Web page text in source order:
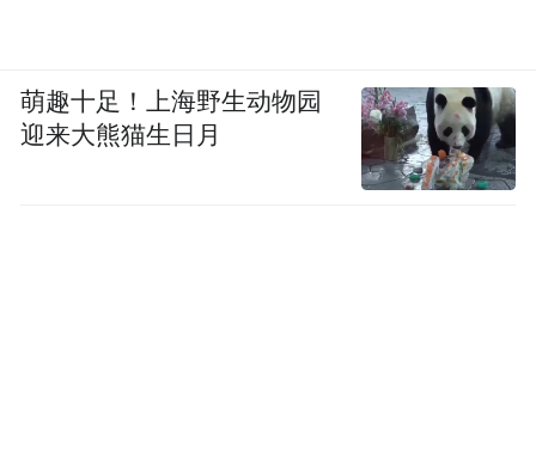
萌趣十足！上海野生动物园
迎来大熊猫生日月